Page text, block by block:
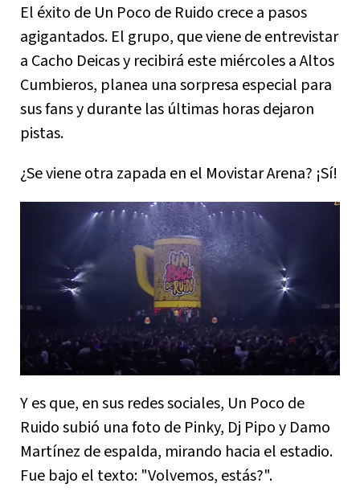
El éxito de Un Poco de Ruido crece a pasos
agigantados. El grupo, que viene de entrevistar
a Cacho Deicas y recibirá este miércoles a Altos
Cumbieros, planea una sorpresa especial para
sus fans y durante las últimas horas dejaron
pistas.
¿Se viene otra zapada en el Movistar Arena? ¡Sí!
Y es que, en sus redes sociales, Un Poco de
Ruido subió una foto de Pinky, Dj Pipo y Damo
Martínez de espalda, mirando hacia el estadio.
Fue bajo el texto: "Volvemos, estás?".